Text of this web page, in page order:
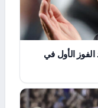
الأول في